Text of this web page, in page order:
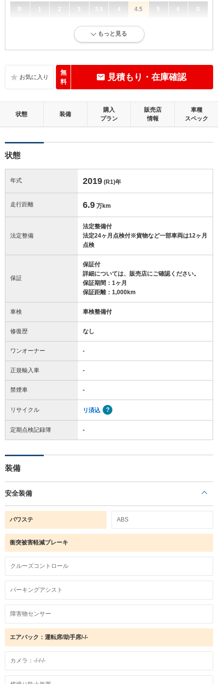
R 1 2 3 3.5 4 4.5 5 6 S
内外装に目立たない軽微なキズ、ヘコミが少し認められますが、良好な
目立たない軽微なダメージはありますが、良好な状態です。
外装：
キズ、ヘコミなどが少なく、あっても目立たない、良好な状態です。
もっと見る
無
料
見積もり・在庫確認
状態 装備
購入
プラン
販売店
情報
車種
スペック
状態
年式 2019 (R1)年
走行距離 6.9 万km
法定整備
法定整備付
法定24ヶ月点検付※貨物など一部車両は12ヶ月
点検
保証
保証付
詳細については、販売店にご確認ください。
保証期間：1ヶ月
保証距離：1,000km
車検 車検整備付
修復歴 なし
ワンオーナー -
正規輸入車 -
禁煙車 -
リサイクル リ済込
定期点検記録簿 -
装備
安全装備
パワステ ABS
衝突被害軽減ブレーキ
クルーズコントロール
パーキングアシスト
障害物センサー
エアバック：運転席/助手席/-/-
カメラ：-/-/-/-